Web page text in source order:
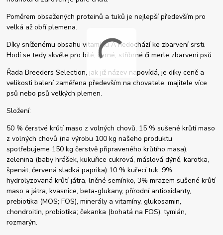
Poměrem obsažených proteinů a tuků je nejlepší především pro
velká až obří plemena.
Díky sníženému obsahu vitamínu A nedochází ke zbarvení srsti.
Hodí se tedy skvěle pro bílé, černé, stříbrné či merle zbarvení psů.
Řada Breeders Selection, jak již název napovídá, je díky ceně a
velikosti balení zaměřena především na chovatele, majitele více
psů nebo psů velkých plemen.
Složení:
50 % čerstvé krůtí maso z volných chovů, 15 % sušené krůtí maso
z volných chovů (na výrobu 100 kg našeho produktu
spotřebujeme 150 kg čerstvě připraveného krůtího masa),
zelenina (baby hrášek, kukuřice cukrová, máslová dýně, karotka,
špenát, červená sladká paprika) 10 % kuřecí tuk, 9%
hydrolyzovaná krůtí játra, lněné semínko, 3% mrazem sušené krůtí
maso a játra, kvasnice, beta-glukany, přírodní antioxidanty,
prebiotika (MOS; FOS), minerály a vitamíny, glukosamin,
chondroitin, probiotika; čekanka (bohatá na FOS), tymián,
rozmarýn.